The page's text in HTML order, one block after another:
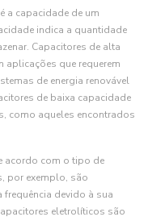
a capacidade de um
indica a quantidade
Capacitores de alta
aplicações que requerem
de energia renovável
de baixa capacidade
como aqueles encontrados
acordo com o tipo de
por exemplo, são
devido à sua
eletrolíticos são